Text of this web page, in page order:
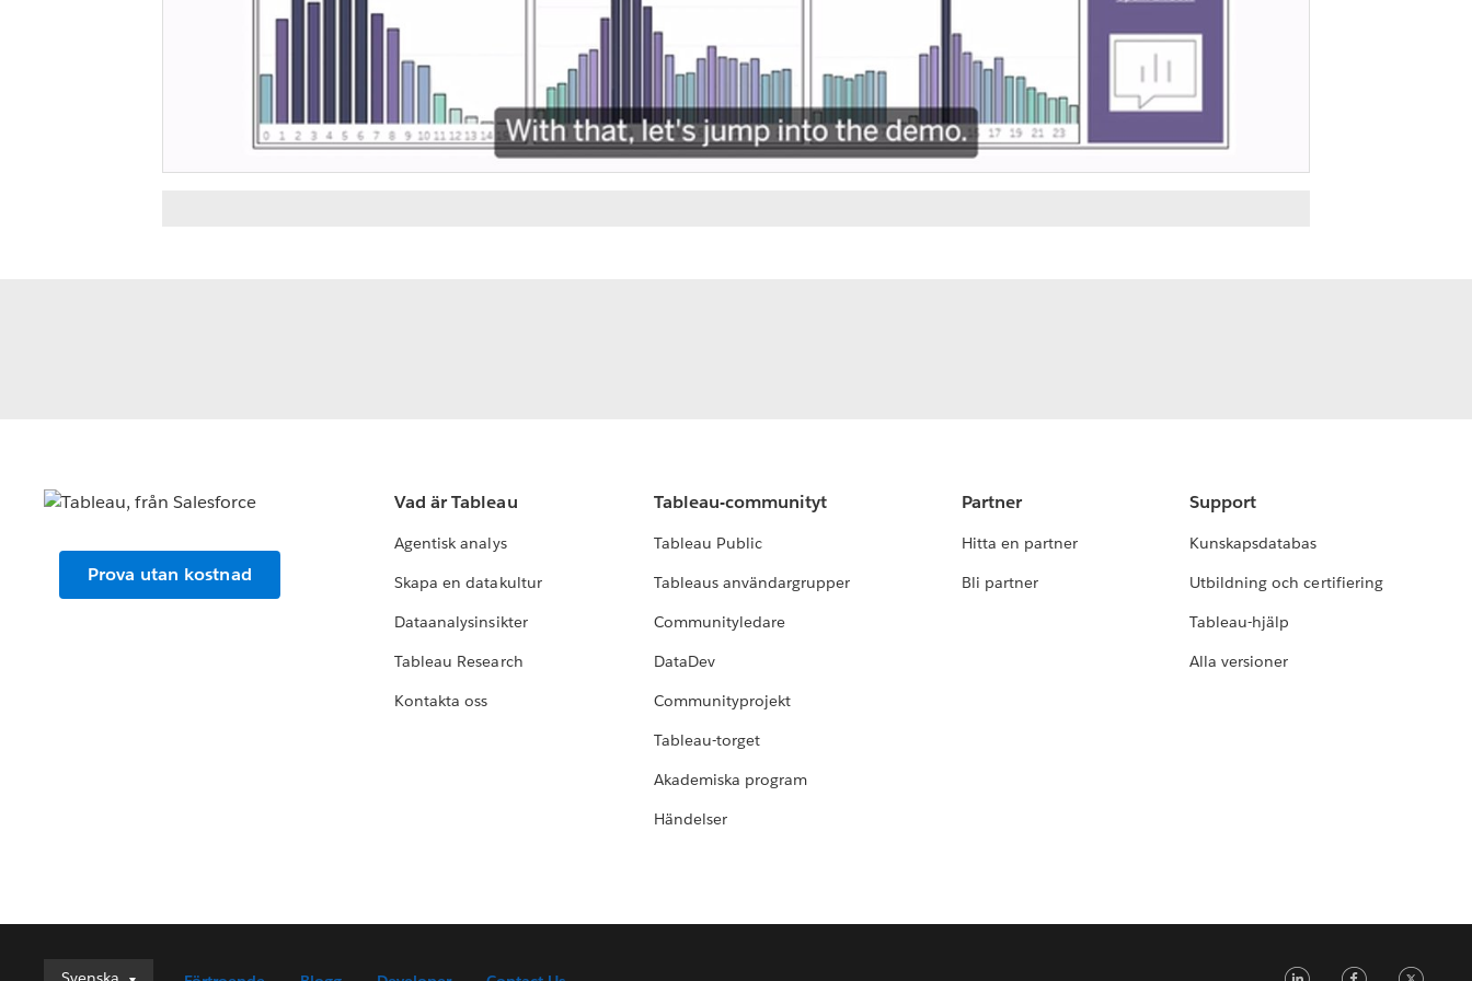
Prova utan kostnad
Vad är Tableau
Agentisk analys
Skapa en datakultur
Dataanalysinsikter
Tableau Research
Kontakta oss
Tableau-communityt
Tableau Public
Tableaus användargrupper
Communityledare
DataDev
Communityprojekt
Tableau-torget
Akademiska program
Händelser
Partner
Hitta en partner
Bli partner
Support
Kunskapsdatabas
Utbildning och certifiering
Tableau-hjälp
Alla versioner
Svenska